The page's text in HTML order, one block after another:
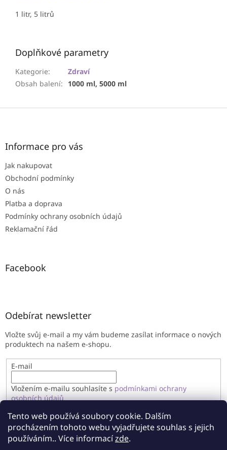
Tento web používá soubory cookie. Dalším
procházením tohoto webu vyjadřujete souhlas s jejich
používáním.. Více informacízde.
1 litr, 5 litrů
Doplňkové parametry
Kategorie:
Zdraví
Obsah balení: 1000 ml, 5000 ml
Z
Informace pro vás
Jak nakupovat
Obchodní podmínky
O nás
Platba a doprava
Podmínky ochrany osobních údajů
Reklamační řád
Facebook
Odebírat newsletter
Vložte svůj e-mail a my vám budeme zasílat informace o nových
produktech na našem e-shopu.
E-mail
Vložením e-mailu souhlasíte s podmínkami ochrany
osobních údajů
PŘIHLÁSIT SE